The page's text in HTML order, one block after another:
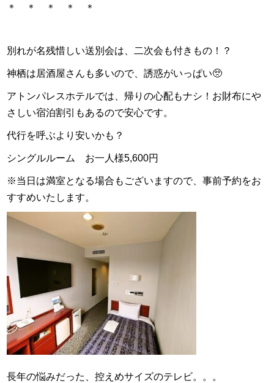
＊ ＊ ＊ ＊ ＊
別れが名残惜しい送別会は、二次会も付きもの！？
神栖は居酒屋さんも多いので、誘惑がいっぱい🥺
アトンパレスホテルでは、帰りの心配もナシ！お財布にや
さしい宿泊割引もあるので安心です。
代行を呼ぶより安いかも？
シングルルーム お一人様5,600円
※当日は満室となる場合もございますので、事前予約をお
すすめいたします。
長年の悩みだった、控えめサイズのテレビ。。。